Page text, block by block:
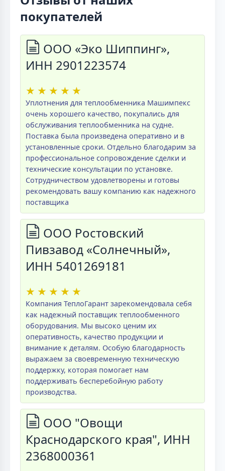
покупателей
ООО «Эко Шиппинг»,
ИНН 2901223574
★ ★ ★ ★ ★
Уплотнения для теплообменника Машимпекс
очень хорошего качество, покупались для
обслуживания теплообменника на судне.
Поставка была произведена оперативно и в
установленные сроки. Отдельно благодарим за
профессиональное сопровождение сделки и
технические консультации по установке.
Сотрудничеством удовлетворены и готовы
рекомендовать вашу компанию как надежного
поставщика
ООО Ростовский
Пивзавод «Солнечный»,
ИНН 5401269181
★ ★ ★ ★ ★
Компания ТеплоГарант зарекомендовала себя
как надежный поставщик теплообменного
оборудования. Мы высоко ценим их
оперативность, качество продукции и
внимание к деталям. Особую благодарность
выражаем за своевременную техническую
поддержку, которая помогает нам
поддерживать бесперебойную работу
производства.
ООО "Овощи
Краснодарского края", ИНН
2368000361